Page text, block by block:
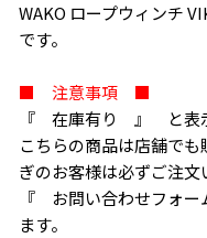
WAKO ロープウィンチ
です。
■ 注意事項 ■
『 在庫有り 』 と表示
こちらの商品は店舗で
ぎのお客様は必ずご注
『 お問い合わせフォ
ます。